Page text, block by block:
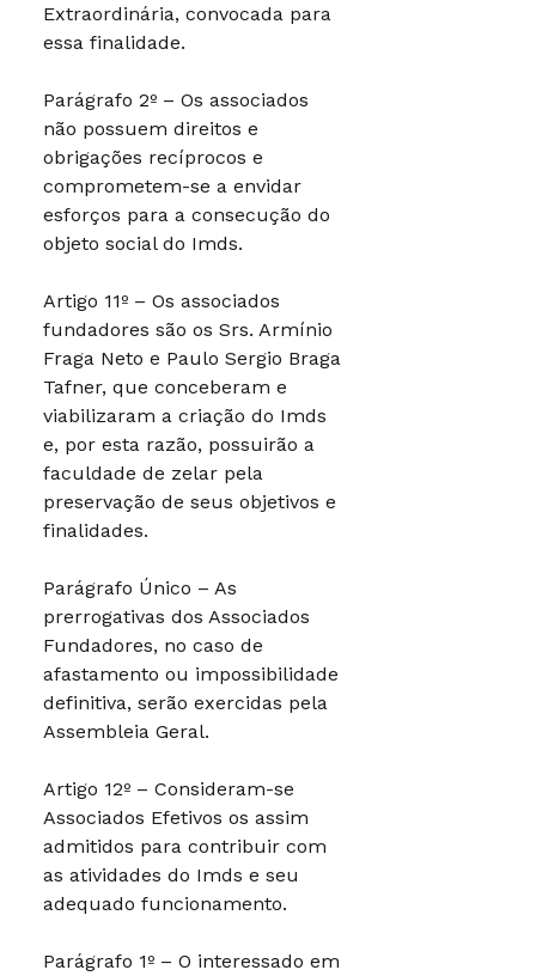
Extraordinária, convocada para
essa finalidade.
Parágrafo 2º – Os associados
não possuem direitos e
obrigações recíprocos e
comprometem-se a envidar
esforços para a consecução do
objeto social do Imds.
Artigo 11º – Os associados
fundadores são os Srs. Armínio
Fraga Neto e Paulo Sergio Braga
Tafner, que conceberam e
viabilizaram a criação do Imds
e, por esta razão, possuirão a
faculdade de zelar pela
preservação de seus objetivos e
finalidades.
Parágrafo Único – As
prerrogativas dos Associados
Fundadores, no caso de
afastamento ou impossibilidade
definitiva, serão exercidas pela
Assembleia Geral.
Artigo 12º – Consideram-se
Associados Efetivos os assim
admitidos para contribuir com
as atividades do Imds e seu
adequado funcionamento.
Parágrafo 1º – O interessado em